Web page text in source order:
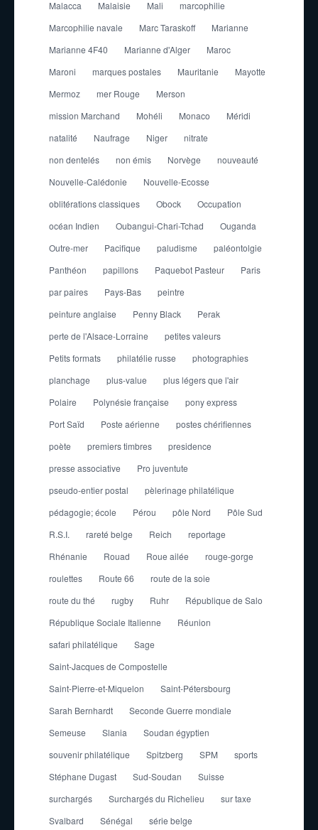
Malacca Malaisie Mali
marcophilie
Marcophilie navale
Marc Taraskoff
Marianne
Marianne 4F40
Marianne d'Alger
Maroc
Maroni
marques postales Mauritanie
Mayotte
Mermoz
mer Rouge
Merson
mission Marchand
Mohéli Monaco
Méridi
natalité
Naufrage Niger
nitrate
non dentelés
non émis Norvège
nouveauté
Nouvelle-Calédonie
Nouvelle-Ecosse
oblitérations classiques
Obock
Occupation
océan Indien
Oubangui-Chari-Tchad
Ouganda
Outre-mer
Pacifique paludisme
paléontolgie
Panthéon
papillons Paquebot Pasteur
Paris
par paires
Pays-Bas
peintre
peinture anglaise
Penny Black
Perak
perte de l'Alsace-Lorraine
petites valeurs
Petits formats
philatélie russe
photographies
planchage
plus-value
plus légers que l'air
Polaire
Polynésie française
pony express
Port Saïd
Poste aérienne
postes chérifiennes
poète
premiers timbres
presidence
presse associative
Pro juventute
pseudo-entier postal
pèlerinage philatélique
pédagogie; école
Pérou pôle Nord
Pôle Sud
R.S.I.
rareté belge Reich
reportage
Rhénanie
Rouad Roue ailée
rouge-gorge
roulettes
Route 66
route de la soie
route du thé
rugby Ruhr
République de Salo
République Sociale Italienne
Réunion
safari philatélique
Sage
Saint-Jacques de Compostelle
Saint-Pierre-et-Miquelon
Saint-Pétersbourg
Sarah Bernhardt
Seconde Guerre mondiale
Semeuse
Slania
Soudan égyptien
souvenir philatélique
Spitzberg SPM
sports
Stéphane Dugast
Sud-Soudan
Suisse
surchargés
Surchargés du Richelieu
sur taxe
Svalbard
Sénégal
série belge